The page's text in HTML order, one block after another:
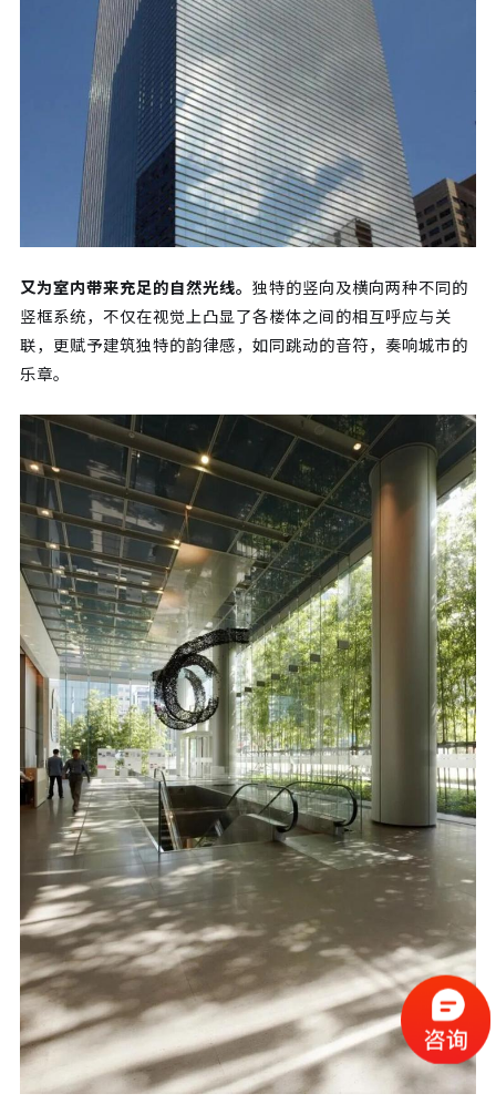
又为室内带来充足的自然光线。 独特的竖向及横向两种不同的
竖框系统，不仅在视觉上凸显了各楼体之间的相互呼应与关
联，更赋予建筑独特的韵律感，如同跳动的音符，奏响城市的
乐章。